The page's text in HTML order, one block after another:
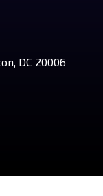
DC 20006